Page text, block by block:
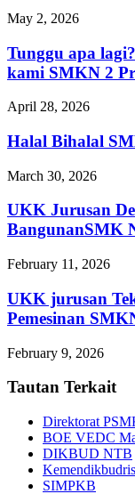
May 2, 2026
Tunggu apa
kami SMKN 2
April 28, 2026
Halal Bihalal
March 30, 2026
UKK Jurusan
BangunanSMK
February 11, 2026
UKK jurusan
Pemesinan
February 9, 2026
Tautan Terkait
Direktorat
BOE VEDC
DIKBUD NTB
SIMPKB